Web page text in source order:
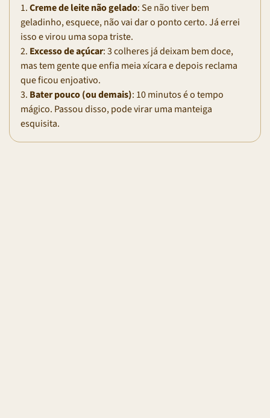
1.Creme de leite não gelado: Se não tiver bem
geladinho, esquece, não vai dar o ponto certo. Já errei
isso e virou uma sopa triste.
2. Excesso de açúcar: 3 colheres já deixam bem doce,
mas tem gente que enfia meia xícara e depois reclama
que ficou enjoativo.
3. Bater pouco (ou demais): 10 minutos é o tempo
mágico. Passou disso, pode virar uma manteiga
esquisita.